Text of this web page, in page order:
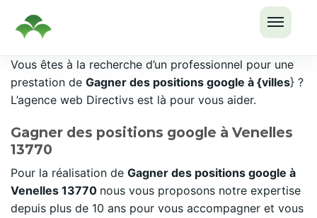
LE
Passer
au
contenu
Vous êtes à la recherche d’un professionnel pour une
prestation de Gagner des positions google à {villes} ?
L’agence web Directivs est là pour vous aider.
Gagner des positions google à Venelles
13770
Pour la réalisation de Gagner des positions google à
Venelles 13770 nous vous proposons notre expertise
depuis plus de 10 ans pour vous accompagner et vous